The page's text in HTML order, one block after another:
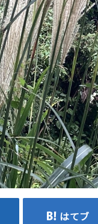
はてブ